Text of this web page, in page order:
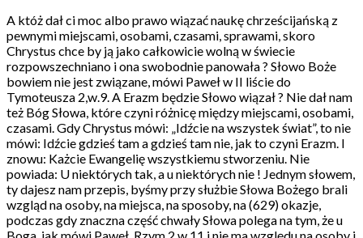
A któż dał ci moc albo prawo wiązać naukę chrześcijańską z
pewnymi miejscami, osobami, czasami, sprawami, skoro
Chrystus chce by ją jako całkowicie wolną w świecie
rozpowszechniano i ona swobodnie panowała ? Słowo Boże
bowiem nie jest związane, mówi Paweł w II liście do
Tymoteusza 2,w.9. A Erazm będzie Słowo wiązał ? Nie dał nam
też Bóg Słowa, które czyni różnicę między miejscami, osobami,
czasami. Gdy Chrystus mówi: „Idźcie na wszystek świat”, to nie
mówi: Idźcie gdzieś tam a gdzieś tam nie, jak to czyni Erazm. I
znowu: Każcie Ewangelię wszystkiemu stworzeniu. Nie
powiada: U niektórych tak, a u niektórych nie ! Jednym słowem,
ty dajesz nam przepis, byśmy przy służbie Słowa Bożego brali
wzgląd na osoby, na miejsca, na sposoby, na (629) okazje,
podczas gdy znaczna część chwały Słowa polega na tym, że u